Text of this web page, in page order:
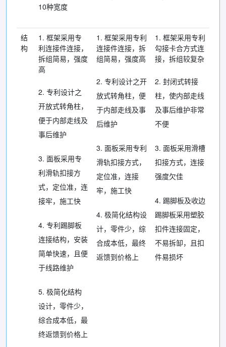
10种宽度
结
构
1. 框架采用专
利连接件连接，
拆组简易，强度
高
2. 专利设计之
开放式转角柱，
便于内部走线及
事后维护
3. 面板采用专
利滑轨扣接方
式，定位准，连
接牢，施工快
4. 专利踢脚板
连接结构，安装
简单快速，且便
于线路维护
5. 极简化结构
设计，零件少，
综合成本低，最
终返馈到价格上
1. 框架采用专利
连接件连接，拆
组简易，强度高
2. 专利设计之开
放式转角柱，便
于内部走线及事
后维护
3. 面板采用专利
滑轨扣接方式，
定位准，连接
牢，施工快
4. 极简化结构设
计，零件少，综
合成本低，最终
返馈到价格上
1. 框架采用专利
勾接卡合方式连
接，拆组较复杂
2. 封闭式转接
柱，使内部走线
及事后维护非常
不便
3. 面板采用滑槽
扣接方式，连接
强度欠佳
4. 踢脚板及收边
踢脚板采用塑胶
扣件连接固定，
不易拆缷，且扣
件易损坏